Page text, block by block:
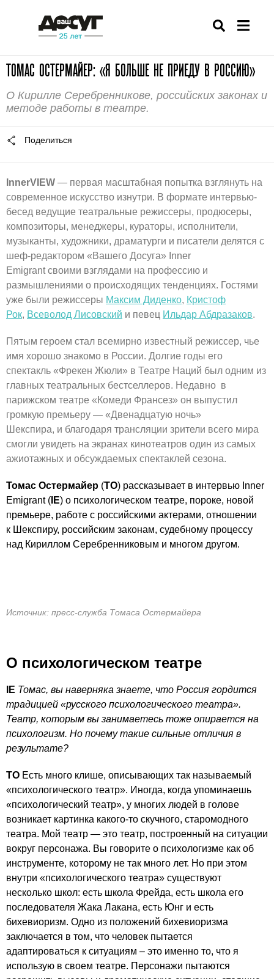
ТОМАС ОСТЕРМАЙЕР: «Я БОЛЬШЕ НЕ ПРИЕДУ В РОССИЮ»
О Кирилле Серебренникове, российских законах и
методе работы в театре.
Поделиться
InnerVIEW — первая масштабная попытка взглянуть на
современное искусство изнутри. В формате интервью-
бесед ведущие театральные режиссеры, продюсеры,
композиторы, менеджеры, кураторы, исполнители,
музыканты, художники, драматурги и писатели делятся с
шеф-редактором «Вашего Досуга» Inner
Emigrant своими взглядами на профессию и
размышлениями о происходящих тенденциях. Гостями
уже были режиссеры Максим Диденко, Кристоф
Рок, Всеволод Лисовский и певец Ильдар Абдразаков.
Пятым героем стал всемирно известный режиссер, чье
имя хорошо знакомо в России. Долгие годы его
спектакль «Фрекен Жюли» в Театре Наций был одним из
главных театральных бестселлеров. Недавно в
парижском театре «Комеди Франсез» он выпустил
громкую премьеру — «Двенадцатую ночь»
Шекспира, и благодаря трансляции зрители всего мира
смогли увидеть на экранах кинотеатров один из самых
ажиотажных и обсуждаемых спектаклей сезона.
Томас Остермайер (ТО) рассказывает в интервью Inner
Emigrant ( IE) о психологическом театре, пороке, новой
премьере, работе с российскими актерами, отношении
к Шекспиру, российским законам, судебному процессу
над Кириллом Серебренниковым и многом другом.
Источник: пресс-служба Томаса Остермайера
О психологическом театре
IE Томас, вы наверняка знаете, что Россия гордится
традицией «русского психологического театра».
Театр, которым вы занимаетесь тоже опирается на
психологизм. Но почему такие сильные отличия в
результате?
ТО Есть много клише, описывающих так называемый
«психологического театр». Иногда, когда упоминаешь
«психологический театр», у многих людей в голове
возникает картинка какого-то скучного, старомодного
театра. Мой театр — это театр, построенный на ситуации
вокруг персонажа. Вы говорите о психологизме как об
инструменте, которому не так много лет. Но при этом
внутри «психологического театра» существуют
несколько школ: есть школа Фрейда, есть школа его
последователя Жака Лакана, есть Юнг и есть
бихевиоризм. Одно из положений бихевиоризма
заключается в том, что человек пытается
адаптироваться к ситуациям – это именно то, что я
использую в своем театре. Персонажи пытаются